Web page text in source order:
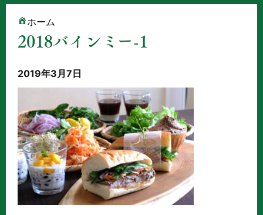
ホーム
2018バインミー-1
2019年3月7日